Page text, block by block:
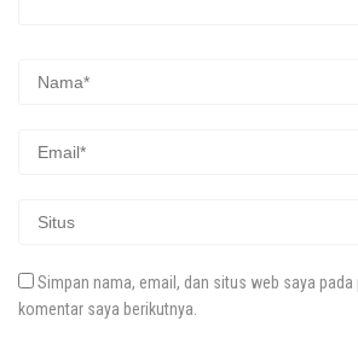
Simpan nama, email, dan situs web saya
komentar saya berikutnya.